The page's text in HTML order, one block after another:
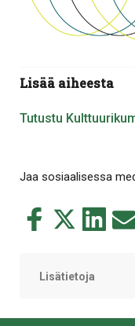
Lisää aiheesta
Tutustu
Jaa sosiaalisessa
Jaa
Jaa
Jaa Jaa
Lisätietoja